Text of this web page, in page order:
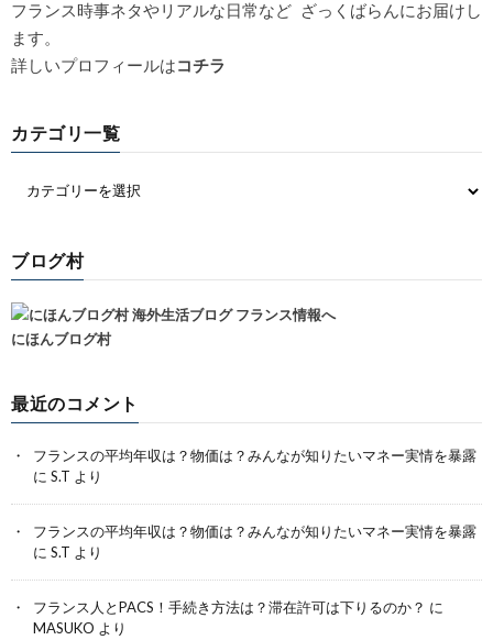
フランス時事ネタやリアルな日常など ざっくばらんにお届けし
ます。
詳しいプロフィールはコチラ
カテゴリ一覧
ブログ村
にほんブログ村
最近のコメント
フランスの平均年収は？物価は？みんなが知りたいマネー実情を暴露
に S.T より
フランスの平均年収は？物価は？みんなが知りたいマネー実情を暴露
に S.T より
フランス人とPACS！手続き方法は？滞在許可は下りるのか？ に
MASUKO より